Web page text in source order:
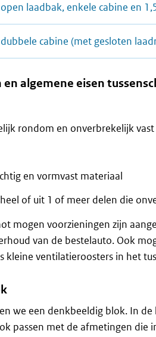
laadbak, enkele cabine en
cabine (met gesloten
algemene eisen
rondom en onverbrekelijk vast
en vormvast materiaal
of uit 1 of meer delen die
mogen voorzieningen zijn
van de bestelauto. Ook
kleine ventilatieroosters in het
we een denkbeeldig blok. In
passen met de afmetingen die